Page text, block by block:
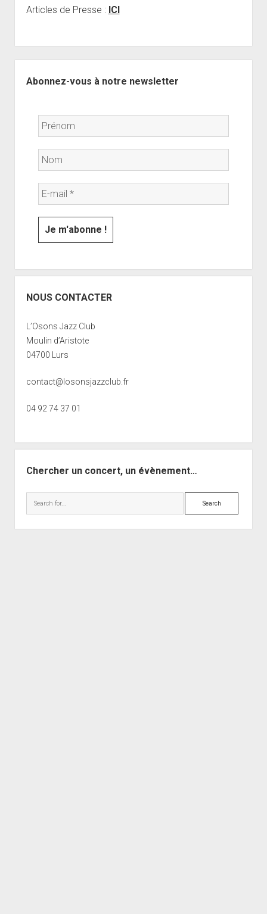
Articles de Presse : ICI
Abonnez-vous à notre newsletter
NOUS CONTACTER
L’Osons Jazz Club
Moulin d’Aristote
04700 Lurs
contact@losonsjazzclub.fr
04 92 74 37 01
Chercher un concert, un évènement…
Search